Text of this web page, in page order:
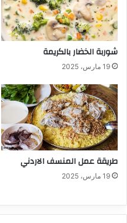
شوربة الخضار بالكريمة
19 مارس، 2025
طريقة عمل المنسف الاردني
19 مارس، 2025